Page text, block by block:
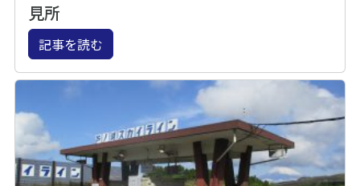
見所
記事を読む